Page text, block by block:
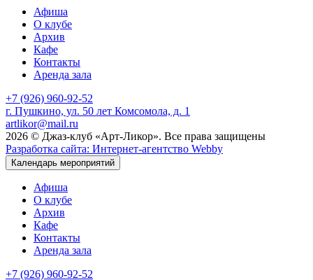
Афиша
О клубе
Архив
Кафе
Контакты
Аренда зала
+7 (926) 960-92-52
г. Пушкино, ул. 50 лет Комсомола, д. 1
artlikor@mail.ru
2026 © Джаз-клуб «Арт-Ликор». Все права защищены
Разработка сайта: Интернет-агентство Webby
Календарь мероприятий
Афиша
О клубе
Архив
Кафе
Контакты
Аренда зала
+7 (926) 960-92-52